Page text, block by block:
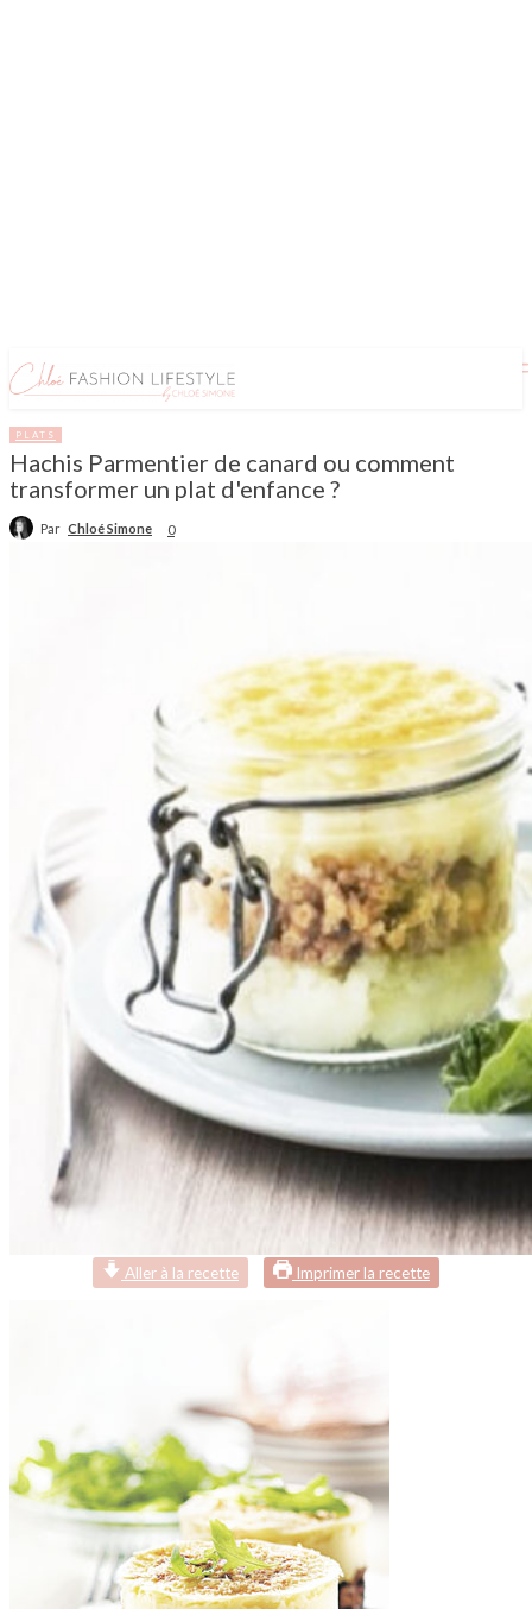
PLATS
Hachis Parmentier de canard ou comment
transformer un plat d'enfance ?
Par Chloé Simone 0
Aller à la recette Imprimer la recette